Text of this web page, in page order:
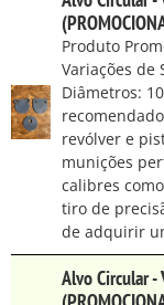
Produto
Variações de
Diâmetros:
revólver e
munições
calibres
tiro de
de adquirir
Alvo Circular